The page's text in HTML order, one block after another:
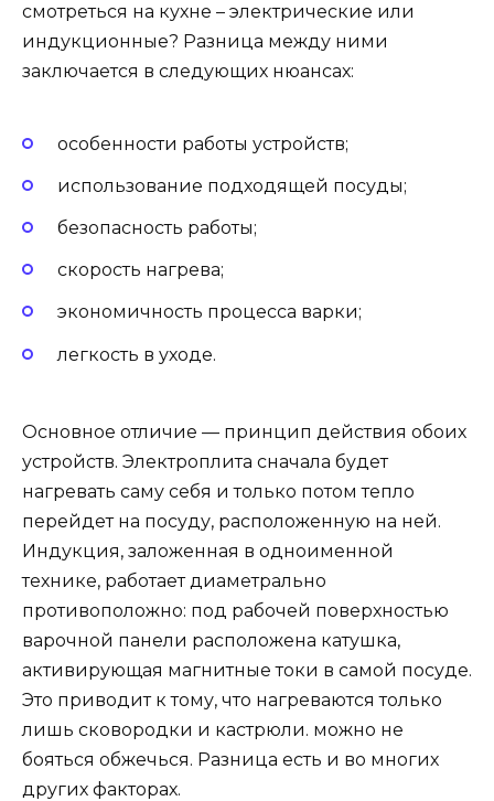
смотреться на кухне – электрические или
индукционные? Разница между ними
заключается в следующих нюансах:
особенности работы устройств;
использование подходящей посуды;
безопасность работы;
скорость нагрева;
экономичность процесса варки;
легкость в уходе.
Основное отличие — принцип действия обоих
устройств. Электроплита сначала будет
нагревать саму себя и только потом тепло
перейдет на посуду, расположенную на ней.
Индукция, заложенная в одноименной
технике, работает диаметрально
противоположно: под рабочей поверхностью
варочной панели расположена катушка,
активирующая магнитные токи в самой посуде.
Это приводит к тому, что нагреваются только
лишь сковородки и кастрюли. можно не
бояться обжечься. Разница есть и во многих
других факторах.